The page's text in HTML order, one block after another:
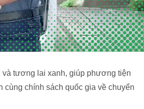
và tương lai xanh, giúp phương tiện
chính sách quốc gia về chuyển